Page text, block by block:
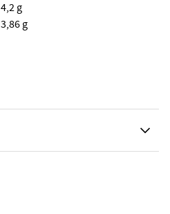
4,2 g
3,86 g